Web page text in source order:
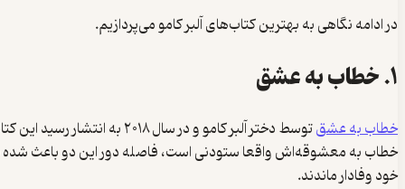
در ادامه نگاهی به بهترین کتاب‌های آلبر کامو می‌پردازیم.
۱. خطاب به عشق
خطاب به عشق
توسط دختر آلبر کامو و
خطاب به معشوقه‌اش واقعا ستودنی است، فاصله دور این دو باعث شده
خود وفادار ماندند.